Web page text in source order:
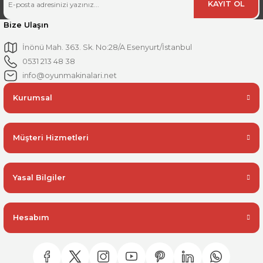
KAYIT OL
Bize Ulaşın
İnönü Mah. 363. Sk. No:28/A Esenyurt/İstanbul
0531 213 48 38
info@oyunmakinalari.net
Kurumsal
Müşteri Hizmetleri
Yasal Bilgiler
Hesabım